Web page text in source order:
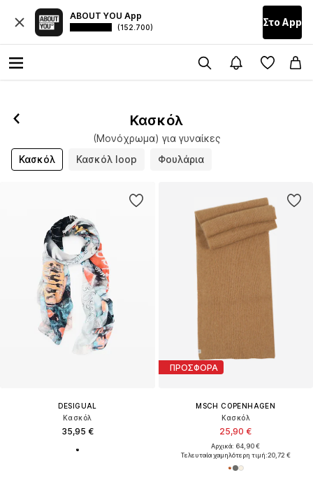
ABOUT YOU App
(152.700) Στο Αpp
Κασκόλ
(Μονόχρωμα) για γυναίκες
Κασκόλ
Κασκόλ loop Φουλάρια
DESIGUAL
Κασκόλ
35,95 €
ΠΡΟΣΦΟΡΑ
MSCH COPENHAGEN
Κασκόλ
25,90 €
Αρχικά: 64,90 €
Τελευταία χαμηλότερη τιμή:20,72 €